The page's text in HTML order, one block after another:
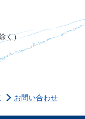
く）
お問い合わせ